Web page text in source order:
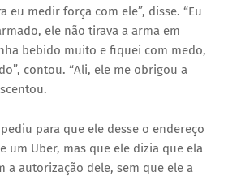
eu medir força com ele”, disse. “Eu
ele não tirava a arma em
bebido muito e fiquei com medo,
contou. “Ali, ele me obrigou a
para que ele desse o endereço
um Uber, mas que ele dizia que ela
a autorização dele, sem que ele a